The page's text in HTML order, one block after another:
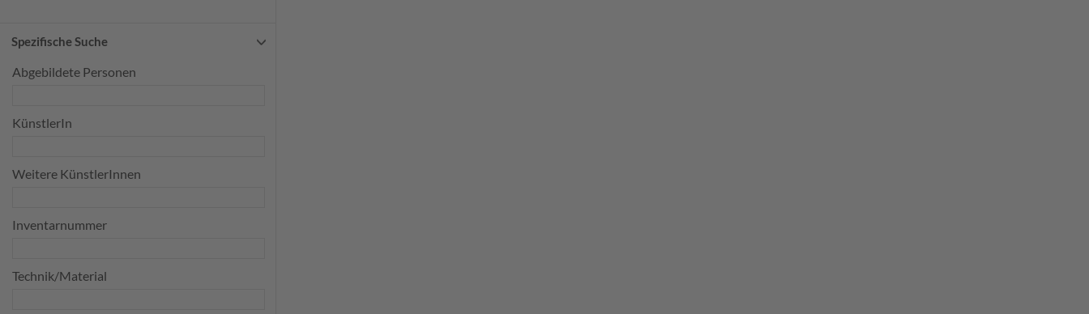
Spezifische Suche
Abgebildete Personen
KünstlerIn
Weitere KünstlerInnen
Inventarnummer
Technik/Material